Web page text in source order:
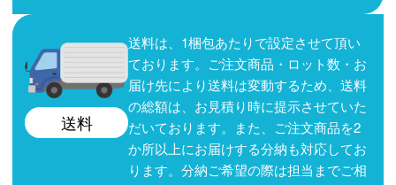
送料
送料は、1梱包あたりで設定させて頂い
ております。ご注文商品・ロット数・お
届け先により送料は変動するため、送料
の総額は、お見積り時に提示させていた
だいております。また、ご注文商品を2
か所以上にお届けする分納も対応してお
ります。分納ご希望の際は担当までご相